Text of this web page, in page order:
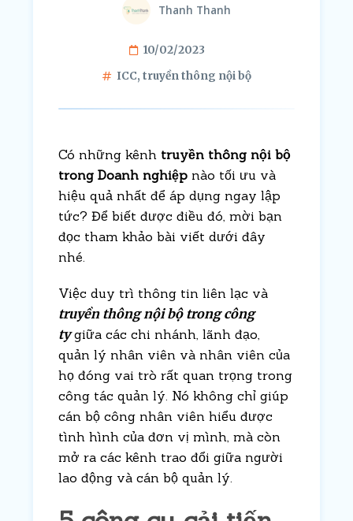
Thanh Thanh
10/02/2023
ICC, truyền thông nội bộ
Có những kênh truyền thông nội bộ
trong Doanh nghiệp nào tối ưu và
hiệu quả nhất để áp dụng ngay lập
tức? Để biết được điều đó, mời bạn
đọc tham khảo bài viết dưới đây
nhé.
Việc duy trì thông tin liên lạc và
truyền thông nội bộ trong công
tygiữa các chi nhánh, lãnh đạo,
quản lý nhân viên và nhân viên của
họ đóng vai trò rất quan trọng trong
công tác quản lý. Nó không chỉ giúp
cán bộ công nhân viên hiểu được
tình hình của đơn vị mình, mà còn
mở ra các kênh trao đổi giữa người
lao động và cán bộ quản lý.